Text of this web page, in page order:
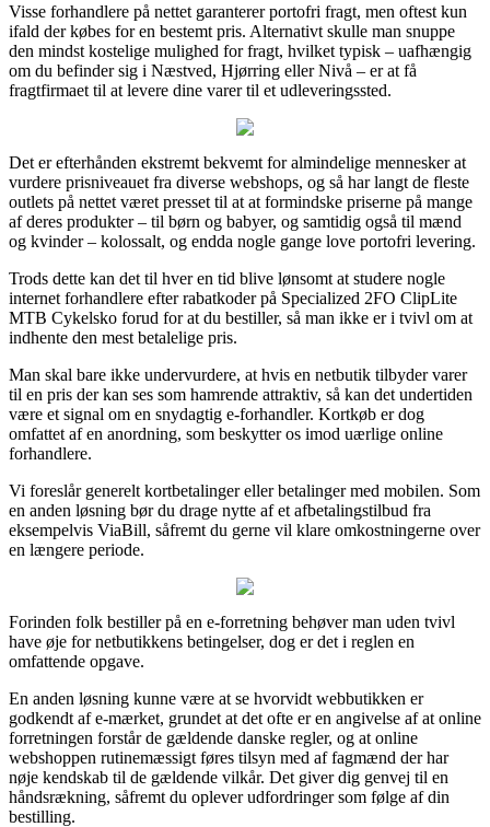
Visse forhandlere på nettet garanterer portofri fragt, men oftest kun
ifald der købes for en bestemt pris. Alternativt skulle man snuppe
den mindst kostelige mulighed for fragt, hvilket typisk – uafhængig
om du befinder sig i Næstved, Hjørring eller Nivå – er at få
fragtfirmaet til at levere dine varer til et udleveringssted.
Det er efterhånden ekstremt bekvemt for almindelige mennesker at
vurdere prisniveauet fra diverse webshops, og så har langt de fleste
outlets på nettet været presset til at at formindske priserne på mange
af deres produkter – til børn og babyer, og samtidig også til mænd
og kvinder – kolossalt, og endda nogle gange love portofri levering.
Trods dette kan det til hver en tid blive lønsomt at studere nogle
internet forhandlere efter rabatkoder på Specialized 2FO ClipLite
MTB Cykelsko forud for at du bestiller, så man ikke er i tvivl om at
indhente den mest betalelige pris.
Man skal bare ikke undervurdere, at hvis en netbutik tilbyder varer
til en pris der kan ses som hamrende attraktiv, så kan det undertiden
være et signal om en snydagtig e-forhandler. Kortkøb er dog
omfattet af en anordning, som beskytter os imod uærlige online
forhandlere.
Vi foreslår generelt kortbetalinger eller betalinger med mobilen. Som
en anden løsning bør du drage nytte af et afbetalingstilbud fra
eksempelvis ViaBill, såfremt du gerne vil klare omkostningerne over
en længere periode.
Forinden folk bestiller på en e-forretning behøver man uden tvivl
have øje for netbutikkens betingelser, dog er det i reglen en
omfattende opgave.
En anden løsning kunne være at se hvorvidt webbutikken er
godkendt af e-mærket, grundet at det ofte er en angivelse af at online
forretningen forstår de gældende danske regler, og at online
webshoppen rutinemæssigt føres tilsyn med af fagmænd der har
nøje kendskab til de gældende vilkår. Det giver dig genvej til en
håndsrækning, såfremt du oplever udfordringer som følge af din
bestilling.